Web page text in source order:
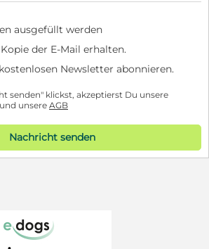
ausgefüllt werden
der E-Mail erhalten.
Newsletter abonnieren.
senden" klickst, akzeptierst Du unsere
und unsere AGB
Nachricht senden